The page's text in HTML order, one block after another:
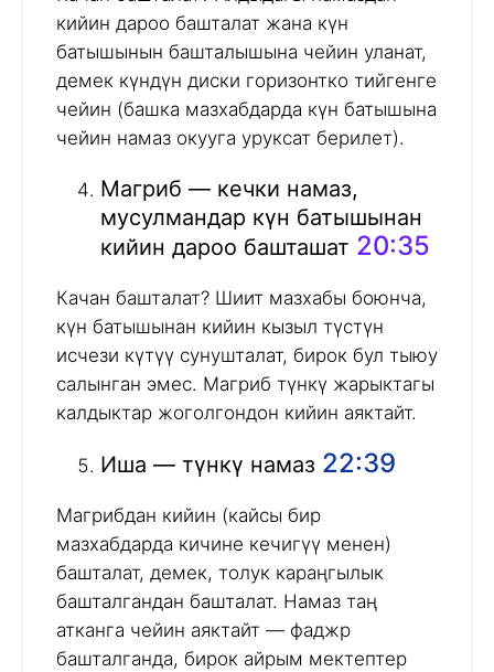
кийин дароо башталат жана күн
батышынын башталышына чейин уланат,
демек күндүн диски горизонтко тийгенге
чейин (башка мазхабдарда күн батышына
чейин намаз окууга уруксат берилет).
Магриб — кечки намаз,
мусулмандар күн батышынан
кийин дароо башташат 20:35
Качан башталат? Шиит мазхабы боюнча,
күн батышынан кийин кызыл түстүн
исчези күтүү сунушталат, бирок бул тыюу
салынган эмес. Магриб түнкү жарыктагы
калдыктар жоголгондон кийин аяктайт.
Иша — түнкү намаз 22:39
Магрибдан кийин (кайсы бир
мазхабдарда кичине кечигүү менен)
башталат, демек, толук караңгылык
башталгандан башталат. Намаз таң
атканга чейин аяктайт — фаджр
башталганда, бирок айрым мектептер